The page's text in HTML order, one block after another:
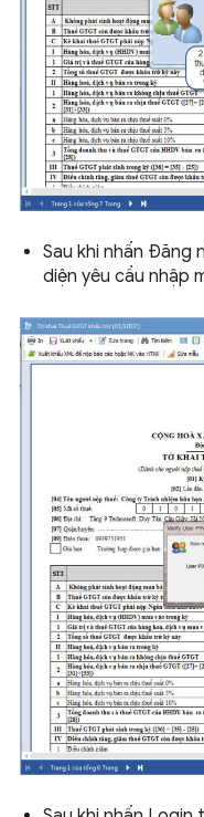
Sau khi nhấn Đăng
diện yêu cầu nhập